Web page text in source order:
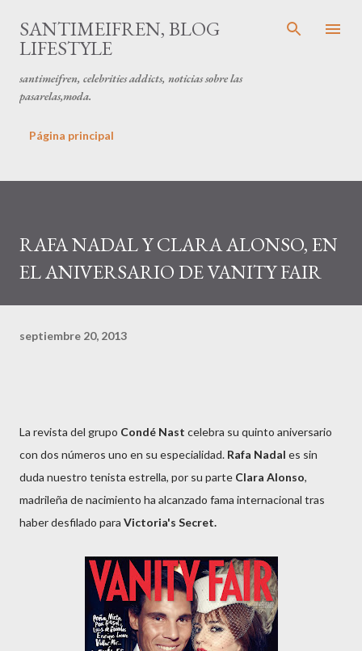
Ir al contenido principal
SANTIMEIFREN, BLOG
LIFESTYLE
santimeifren, celebrities addicts, noticias sobre las
pasarelas,moda.
Página principal
RAFA NADAL Y CLARA ALONSO, EN
EL ANIVERSARIO DE VANITY FAIR
septiembre 20, 2013
La revista del grupo Condé Nast celebra su quinto aniversario
con dos números uno en su especialidad. Rafa Nadal es sin
duda nuestro tenista estrella, por su parte Clara Alonso,
madrileña de nacimiento ha alcanzado fama internacional tras
haber desfilado para Victoria's Secret.